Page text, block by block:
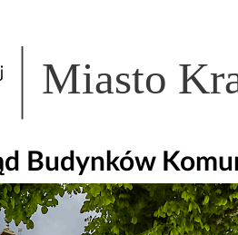
Miasto
Budynków